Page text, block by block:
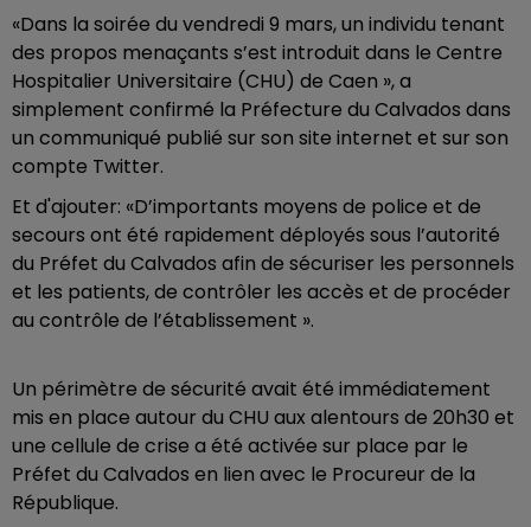
«Dans la soirée du vendredi 9 mars, un individu tenant
des propos menaçants s’est introduit dans le Centre
Hospitalier Universitaire (CHU) de Caen », a
simplement confirmé la Préfecture du Calvados dans
un communiqué publié sur son site internet et sur son
compte Twitter.
Et d'ajouter: «D’importants moyens de police et de
secours ont été rapidement déployés sous l’autorité
du Préfet du Calvados afin de sécuriser les personnels
et les patients, de contrôler les accès et de procéder
au contrôle de l’établissement ».
Un périmètre de sécurité avait été immédiatement
mis en place autour du CHU aux alentours de 20h30 et
une cellule de crise a été activée sur place par le
Préfet du Calvados en lien avec le Procureur de la
République.